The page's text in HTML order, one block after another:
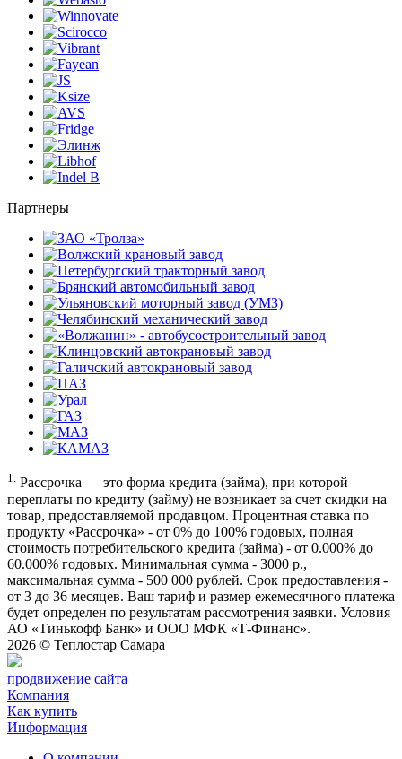
Партнеры
1. Рассрочка — это форма кредита (займа), при которой
переплаты по кредиту (займу) не возникает за счет скидки на
товар, предоставляемой продавцом. Процентная ставка по
продукту «Рассрочка» - от 0% до 100% годовых, полная
стоимость потребительского кредита (займа) - от 0.000% до
60.000% годовых. Минимальная сумма - 3000 р.,
максимальная сумма - 500 000 рублей. Срок предоставления -
от 3 до 36 месяцев. Ваш тариф и размер ежемесячного платежа
будет определен по результатам рассмотрения заявки. Условия
АО «Тинькофф Банк» и ООО МФК «Т-Финанс».
2026 © Теплостар Самара
продвижение сайта
Компания
Как купить
Информация